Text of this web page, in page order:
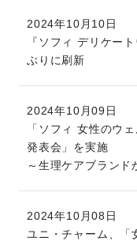
2024年10月10日
『ソフィ デリケー
ぶりに刷新
2024年10月09日
「ソフィ 女性のウ
発表会」を実施
～生理ケアブランド
2024年10月08日
ユニ・チャーム、「